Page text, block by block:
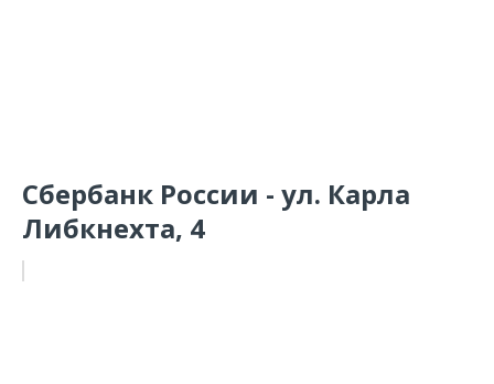
Сбербанк России - ул. Карла
Либкнехта, 4